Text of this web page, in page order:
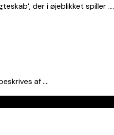
der i øjeblikket spiller ….
af ….